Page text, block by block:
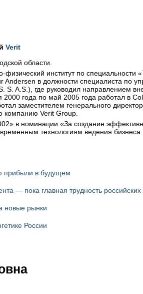
Verit
области.
институт по специальности
в должности специалиста по
A.S.), где руководил направлением
2000 года по май 2005 года работал в
заместителем генерального
компанию Verit Group.
в номинации «За создание
технологиям ведения бизнеса.
прибыли в будущем
— пока главная трудность
новые рынки
России